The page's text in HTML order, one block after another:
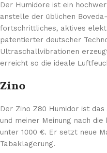
Der Humidore ist ein
anstelle der üblichen
fortschrittliches, aktives
patentierter deutscher
Ultraschallvibrationen
erreicht so die ideale
Zino
Der Zino Z80 Humidor ist
und meiner Meinung nach
unter 1000 €. Er setzt neue
Tabaklagerung.